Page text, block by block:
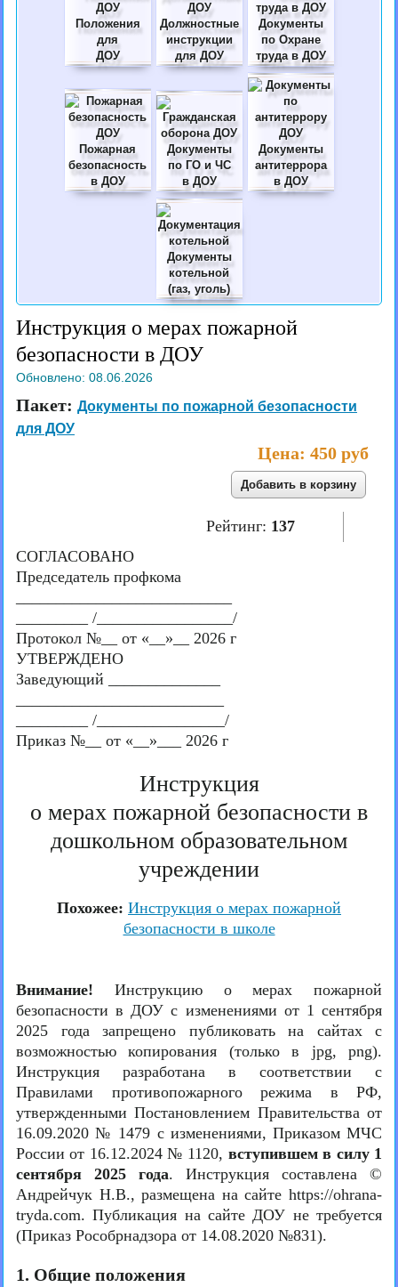
Положения
для
ДОУ
Должностные
инструкции
для ДОУ
Документы
по Охране
труда в ДОУ
Пожарная
безопасность
в ДОУ
Документы
по ГО и ЧС
в ДОУ
Документы
антитеррора
в ДОУ
Документы
котельной
(газ, уголь)
Инструкция о мерах пожарной
безопасности в ДОУ
Обновлено: 08.06.2026
Пакет: Документы по пожарной безопасности
для ДОУ
Цена: 450 руб
Рейтинг: 137
СОГЛАСОВАНО
Председатель профкома
_________ /_________________/
Протокол №__ от «__»__ 2026 г
УТВЕРЖДЕНО
Заведующий ______________
_________ /________________/
Приказ №__ от «__»___ 2026 г
Инструкция
о мерах пожарной безопасности в
дошкольном образовательном
учреждении
Похожее: Инструкция о мерах пожарной
безопасности в школе
Внимание! Инструкцию о мерах пожарной
безопасности в ДОУ с изменениями от 1 сентября
2025 года запрещено публиковать на сайтах с
возможностью копирования (только в jpg, png).
Инструкция разработана в соответствии с
Правилами противопожарного режима в РФ,
утвержденными Постановлением Правительства от
16.09.2020 № 1479 с изменениями, Приказом МЧС
России от 16.12.2024 № 1120, вступившем в силу 1
сентября 2025 года. Инструкция составлена ©
Андрейчук Н.В., размещена на сайте https://ohrana-
tryda.com. Публикация на сайте ДОУ не требуется
(Приказ Рособрнадзора от 14.08.2020 №831).
1. Общие положения